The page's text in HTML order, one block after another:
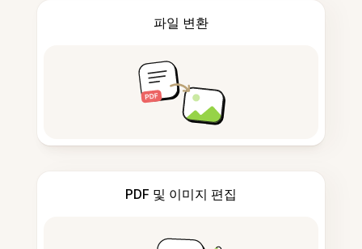
파일 변환
PDF 및 이미지 편집